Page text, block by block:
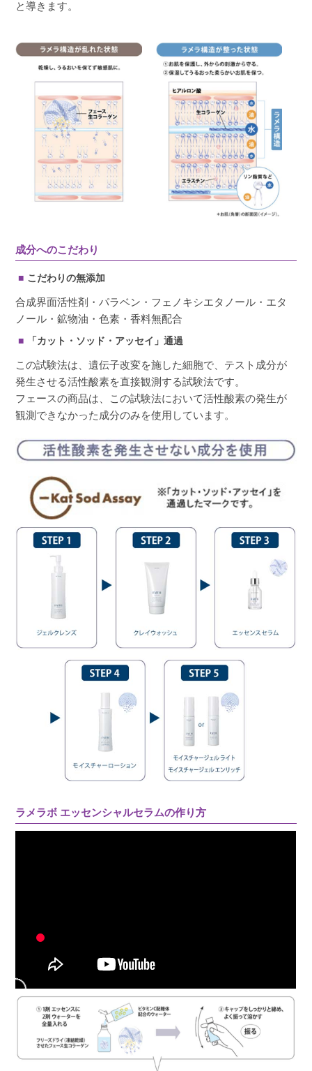
と導きます。
成分へのこだわり
こだわりの無添加
合成界面活性剤・パラベン・フェノキシエタノール・エタ
ノール・鉱物油・色素・香料無配合
「カット・ソッド・アッセイ」通過
この試験法は、遺伝子改変を施した細胞で、テスト成分が
発生させる活性酸素を直接観測する試験法です。
フェースの商品は、この試験法において活性酸素の発生が
観測できなかった成分のみを使用しています。
ラメラボ エッセンシャルセラムの作り方